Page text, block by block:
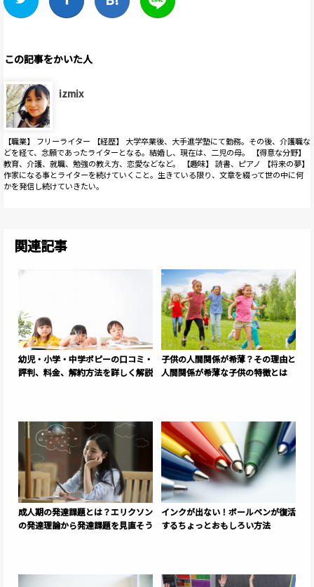
この記事をかいた人
izmix
【職業】 フリーライター 【経歴】 大学卒業後、大手進学塾にて勤務。その後、介護職な
どを経て、念願であったライターとなる。結婚し、現在は、二児の母。 【得意な分野】
教育、介護、就職、勉強の教え方、恋愛などなど。 【趣味】 読書、ピアノ 【将来の夢】
作家になる事とライターを続けていくこと。生きている限り、文章を綴って世の中に何
かを発信し続けていきたい。
関連記事
幼児・小学・中学ポピーの口コミ・
評判、料金、解約方法を詳しく解説
子供の人間関係が希薄？その理由と
人間関係が希薄な子供の特徴とは
成人期の発達課題とは？エリクソン
の発達理論から発達課題を見直そう
インクが出ない！ボールペンが復活
するちょっとおもしろい方法